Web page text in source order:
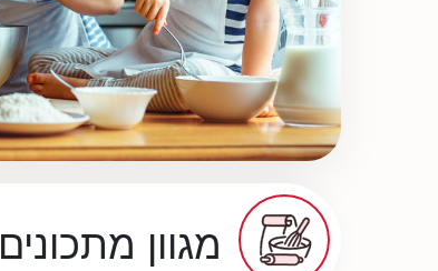
מגוון מתכונים